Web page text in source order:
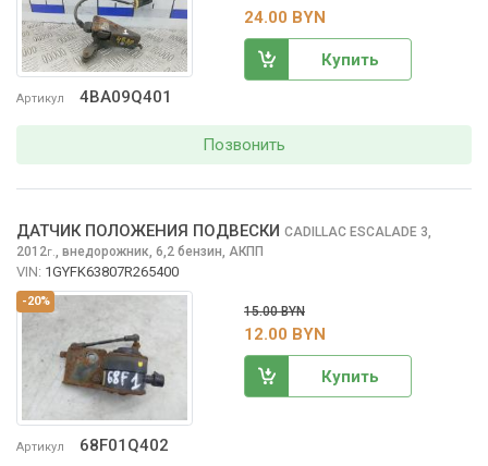
Артикул 4BA09Q401
24.00 BYN
Купить
Позвонить
-20%
Артикул 68F01Q402
ДАТЧИК ПОЛОЖЕНИЯ ПОДВЕСКИ CADILLAC ESCALADE 3,
2012г., внедорожник, 6,2 бензин, АКПП
VIN: 1GYFK63807R265400
15.00 BYN
12.00 BYN
Купить